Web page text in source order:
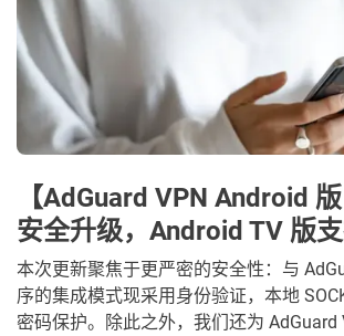
【AdGuard VPN Android
安全升级，Android TV 版
本次更新聚焦于更严密的安全性：与
序的集成模式现采用身份验证，本地
密码保护。除此之外，我们还为 AdGuard